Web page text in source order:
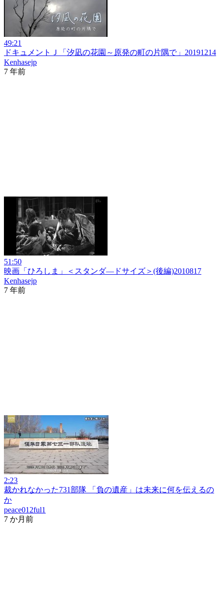
49:21
ドキュメントＪ「汐凪の花園～原発の町の片隅で」20191214
Kenhasejp
7 年前
51:50
映画「ひろしま」＜スタンダ―ドサイズ＞(後編)2010817
Kenhasejp
7 年前
2:23
裁かれなかった731部隊 「負の遺産」は未来に何を伝えるの
か
peace012ful1
7 か月前